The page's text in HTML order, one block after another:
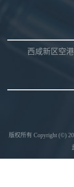
西咸新区空
版权所有 Copyright (©)